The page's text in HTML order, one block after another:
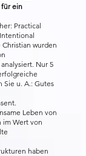
für ein
Practical
wurden
Nur 5
Sie u. A.: Gutes
Leben von
im Wert von
haben